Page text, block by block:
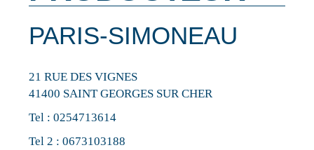
PARIS-SIMONEAU
21 RUE DES VIGNES
41400 SAINT GEORGES SUR CHER
Tel :0254713614
Tel 2 :0673103188